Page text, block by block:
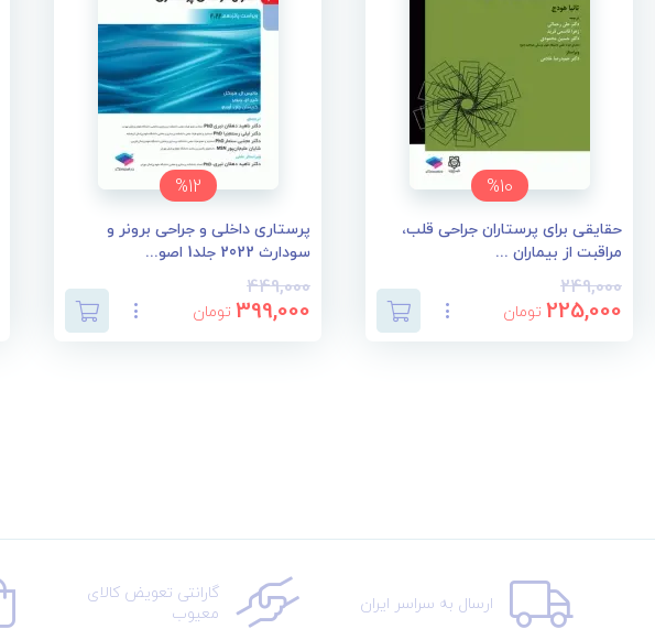
%10
حقایقی برای پرستاران جراحی قلب،
مراقبت از بیماران ...
249,000
225,000 تومان
%12
پرستاری داخلی و جراحی برونر و
سودارث 2022 جلد1 اصو...
449,000
399,000 تومان
ارسال به سراسر ایران گارانتی تعویض کالای
معیوب